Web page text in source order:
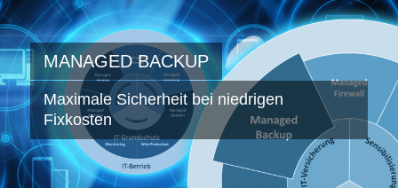
MANAGED BACKUP
Maximale Sicherheit bei niedrigen
Fixkosten